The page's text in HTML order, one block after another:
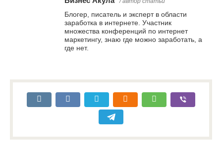
Блогер, писатель и эксперт в области
заработка в интернете. Участник
множества конференций по интернет
маркетингу, знаю где можно заработать, а
где нет.